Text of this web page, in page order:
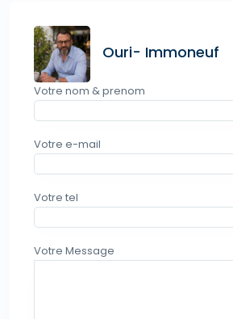
Ouri- Immoneuf
Votre nom & prenom
Votre e-mail
Votre tel
Votre Message